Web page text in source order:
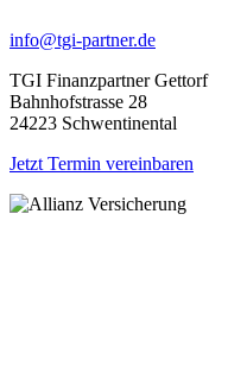
info@tgi-partner.de
TGI Finanzpartner Gettorf
Bahnhofstrasse 28
24223 Schwentinental
Jetzt Termin vereinbaren